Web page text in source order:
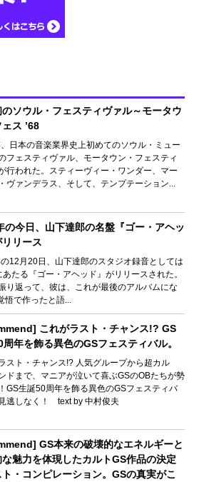
のソウル・フェスティヴァル～モータウ
ス ’68
日本の音楽業界史上初めてのソウル・ミュー
フェスティヴァル、モータウン・フェスティ
行われた。スティーヴィー・ワンダー、マー
ヴァンデラス、そして、テンプテーション...
の今日、山下達郎の名盤『ゴー・アヘッ
リリース
12月20日、山下達郎のスタジオ録音としては
たる『ゴー・アヘッド』がリリースされた。
り返って、彼は、これが最後のアルバムにな
で作ったと語...
これがラスト・チャンス!? GS
周年を飾る異色のGSフェスティバル。
スト・チャンス!? 人気グループから超カル
ドまで、マニアが泣いて喜ぶGSのOBたちが勢
GS生誕50周年を飾る異色のGSフェスティバ
逃しなく！ text by 中村俊夫
GS本来の破壊的なエネルギーと
魅力を体現したカルトGS作品の決定
ト・コンピレーション。GSの真実がこ